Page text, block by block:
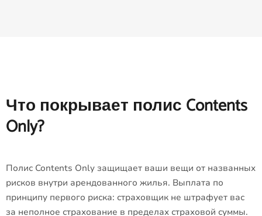
Что покрывает полис Contents
Only?
Полис Contents Only защищает ваши вещи от названных
рисков внутри арендованного жилья. Выплата по
принципу первого риска: страховщик не штрафует вас
за неполное страхование в пределах страховой суммы.